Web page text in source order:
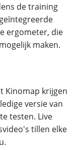
de training
ergometer, die
maken.
Kinomap krijgen
versie van
testen. Live
tillen elke